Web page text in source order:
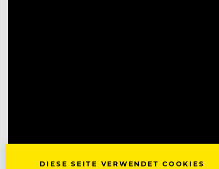
DIESE SEITE VERWENDET COOKIES